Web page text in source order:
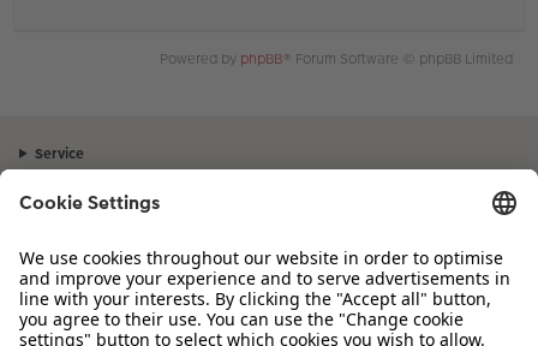
Powered by phpBB® Forum Software © phpBB Limited
Service
Sortiment